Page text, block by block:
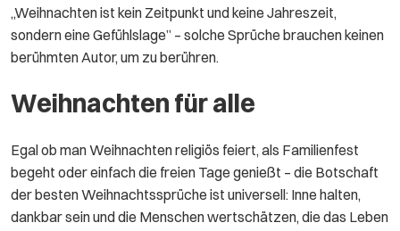
„Weihnachten ist kein Zeitpunkt und keine Jahreszeit,
sondern eine Gefühlslage” – solche Sprüche brauchen keinen
berühmten Autor, um zu berühren.
Weihnachten für alle
Egal ob man Weihnachten religiös feiert, als Familienfest
begeht oder einfach die freien Tage genießt – die Botschaft
der besten Weihnachtssprüche ist universell: Inne halten,
dankbar sein und die Menschen wertschätzen, die das Leben